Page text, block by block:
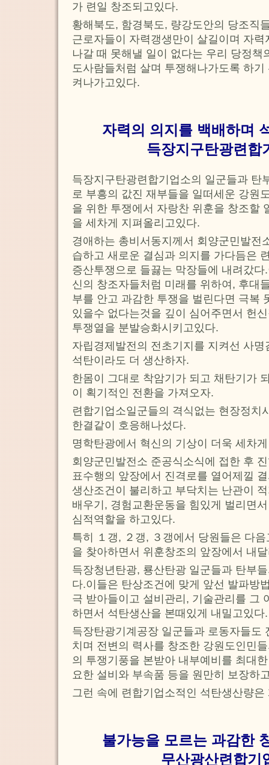
가 련일 창조되고있다.
황해북도, 함경북도, 량강도안의 당조직
근로자들이 자력갱생만이 살길이며 자
나갈 때 못해낼 일이 없다는 우리 당정책
도사람들처럼 살며 투쟁해나가도록 하
켜나가고있다.
자력의 의지를 백배하며
득장지구탄광련합
득장지구탄광련합기업소의 일군들과 탄
로 부흥의 값진 재부들을 일떠세운 강원
을 위한 투쟁에서 자랑찬 위훈을 창조할
을 세차게 지펴올리고있다.
경애하는 총비서동지께서 회양군민발전
습하고 새로운 결심과 의지를 가다듬은
증산투쟁으로 들끓는 막장들에 내려갔
신의 창조자들처럼 미래를 위하여, 후대
부를 안고 과감한 투쟁을 벌린다면 극복
있을수 없다는것을 깊이 심어주면서 헌
투쟁열을 분발승화시키고있다.
자립경제발전의 전초기지를 지켜선 사
석탄이라도 더 생산하자.
한몸이 그대로 착암기가 되고 채탄기가
이 획기적인 전환을 가져오자.
련합기업소일군들의 격식없는 현장정치
한결같이 호응해나섰다.
명학탄광에서 혁신의 기상이 더욱 세차
회양군민발전소 준공식소식에 접한 후
표수행의 앞장에서 진격로를 열어제낄
생산조건이 불리하고 부닥치는 난관이
배우기, 경험교환운동을 힘있게 벌리면
심적역할을 하고있다.
특히 １갱, ２갱, ３갱에서 당원들은 다
을 찾아하면서 위훈창조의 앞장에서 내
득장청년탄광, 룡산탄광 일군들과 탄부
다.이들은 탄상조건에 맞게 앞선 발파방
극 받아들이고 설비관리, 기술관리를 그
하면서 석탄생산을 본때있게 내밀고있다.
득장탄광기계공장 일군들과 로동자들도
치며 전변의 력사를 창조한 강원도인민
의 투쟁기풍을 본받아 내부예비를 최대
요한 설비와 부속품 등을 원만히 보장하
그런 속에 련합기업소적인 석탄생산량
불가능을 모르는 과감한
무산광산련합기